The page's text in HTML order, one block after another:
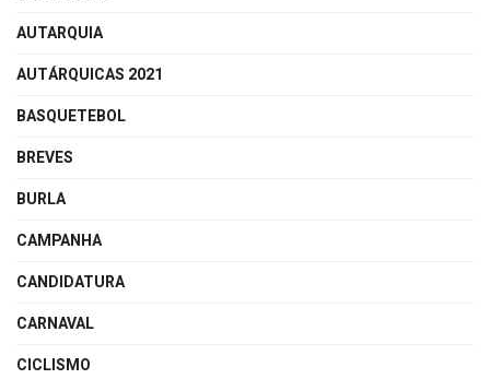
AUTARQUIA
AUTÁRQUICAS 2021
BASQUETEBOL
BREVES
BURLA
CAMPANHA
CANDIDATURA
CARNAVAL
CICLISMO